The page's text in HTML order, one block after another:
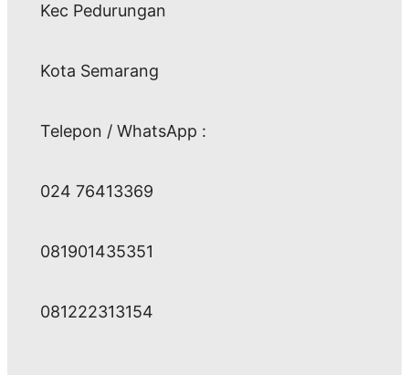
Kec Pedurungan
Kota Semarang
Telepon / WhatsApp :
024 76413369
081901435351
081222313154